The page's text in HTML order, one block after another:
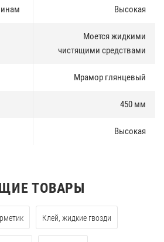
Высокая
Моется жидкими
чистящими средствами
Мрамор глянцевый
450 мм
Высокая
ТОВАРЫ
Клей, жидкие гвозди